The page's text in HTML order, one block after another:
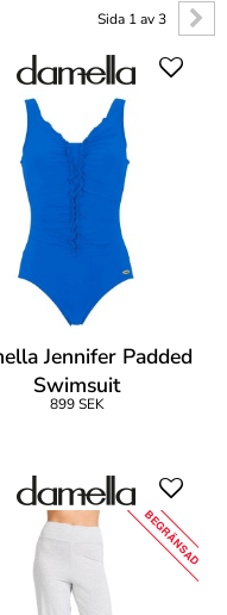
Sida 1 av 3
Jennifer Padded
Swimsuit
899 SEK
BEGRÄNSAD